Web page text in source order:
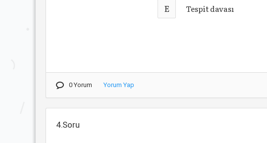
E Tespit davası
0 Yorum Yorum Yap
4.Soru